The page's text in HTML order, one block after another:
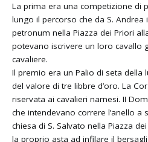
La prima era una competizione di
lungo il percorso che da S. Andrea
petronum nella Piazza dei Priori
potevano iscrivere un loro cavallo
cavaliere.
Il premio era un Palio di seta della
del valore di tre libbre d’oro. La
riservata ai cavalieri narnesi. II
che intendevano correre l’anello a
chiesa di S. Salvato nella Piazza
la proprio asta ad infilare il